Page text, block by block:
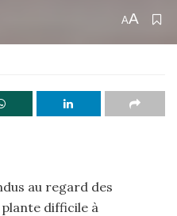
AA
au regard des
plante difficile à